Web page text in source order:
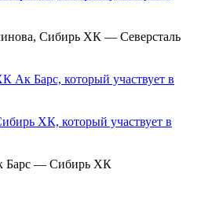
Сибирь ХК — Северсталь
Барс — Сибирь ХК